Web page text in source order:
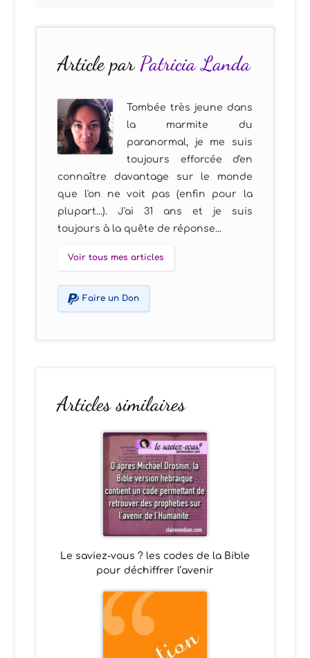
Article parPatricia Landa
Tombée très jeune dans
la marmite du
paranormal, je me suis
toujours efforcée d'en
connaître davantage sur le monde
que l'on ne voit pas (enfin pour la
plupart...). J'ai 31 ans et je suis
toujours à la quête de réponse...
Voir tous mes articles
Faire un Don
Articles similaires
Le saviez-vous ? les codes de la Bible
pour déchiffrer l’avenir